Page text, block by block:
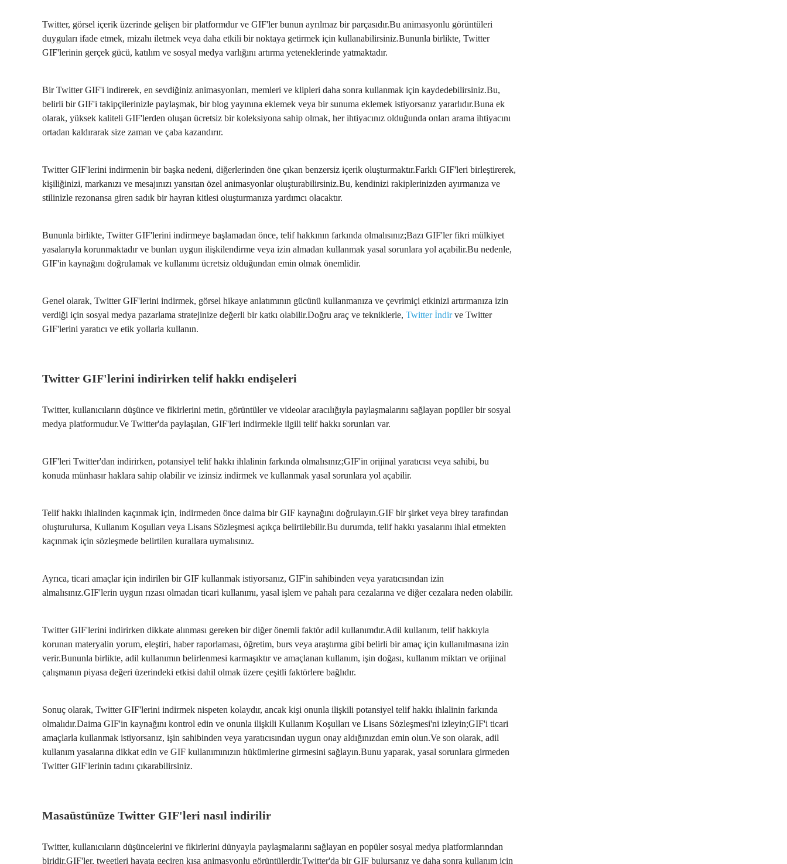
Twitter, görsel içerik üzerinde gelişen bir platformdur ve GIF'ler bunun ayrılmaz bir parçasıdır.Bu animasyonlu görüntüleri
duyguları ifade etmek, mizahı iletmek veya daha etkili bir noktaya getirmek için kullanabilirsiniz.Bununla birlikte, Twitter
GIF'lerinin gerçek gücü, katılım ve sosyal medya varlığını artırma yeteneklerinde yatmaktadır.
Bir Twitter GIF'i indirerek, en sevdiğiniz animasyonları, memleri ve klipleri daha sonra kullanmak için kaydedebilirsiniz.Bu,
belirli bir GIF'i takipçilerinizle paylaşmak, bir blog yayınına eklemek veya bir sunuma eklemek istiyorsanız yararlıdır.Buna ek
olarak, yüksek kaliteli GIF'lerden oluşan ücretsiz bir koleksiyona sahip olmak, her ihtiyacınız olduğunda onları arama ihtiyacını
ortadan kaldırarak size zaman ve çaba kazandırır.
Twitter GIF'lerini indirmenin bir başka nedeni, diğerlerinden öne çıkan benzersiz içerik oluşturmaktır.Farklı GIF'leri birleştirerek,
kişiliğinizi, markanızı ve mesajınızı yansıtan özel animasyonlar oluşturabilirsiniz.Bu, kendinizi rakiplerinizden ayırmanıza ve
stilinizle rezonansa giren sadık bir hayran kitlesi oluşturmanıza yardımcı olacaktır.
Bununla birlikte, Twitter GIF'lerini indirmeye başlamadan önce, telif hakkının farkında olmalısınız;Bazı GIF'ler fikri mülkiyet
yasalarıyla korunmaktadır ve bunları uygun ilişkilendirme veya izin almadan kullanmak yasal sorunlara yol açabilir.Bu nedenle,
GIF'in kaynağını doğrulamak ve kullanımı ücretsiz olduğundan emin olmak önemlidir.
Genel olarak, Twitter GIF'lerini indirmek, görsel hikaye anlatımının gücünü kullanmanıza ve çevrimiçi etkinizi artırmanıza izin
verdiği için sosyal medya pazarlama stratejinize değerli bir katkı olabilir.Doğru araç ve tekniklerle, Twitter İndirve Twitter
GIF'lerini yaratıcı ve etik yollarla kullanın.
Twitter GIF'lerini indirirken telif hakkı endişeleri
Twitter, kullanıcıların düşünce ve fikirlerini metin, görüntüler ve videolar aracılığıyla paylaşmalarını sağlayan popüler bir sosyal
medya platformudur.Ve Twitter'da paylaşılan, GIF'leri indirmekle ilgili telif hakkı sorunları var.
GIF'leri Twitter'dan indirirken, potansiyel telif hakkı ihlalinin farkında olmalısınız;GIF'in orijinal yaratıcısı veya sahibi, bu
konuda münhasır haklara sahip olabilir ve izinsiz indirmek ve kullanmak yasal sorunlara yol açabilir.
Telif hakkı ihlalinden kaçınmak için, indirmeden önce daima bir GIF kaynağını doğrulayın.GIF bir şirket veya birey tarafından
oluşturulursa, Kullanım Koşulları veya Lisans Sözleşmesi açıkça belirtilebilir.Bu durumda, telif hakkı yasalarını ihlal etmekten
kaçınmak için sözleşmede belirtilen kurallara uymalısınız.
Ayrıca, ticari amaçlar için indirilen bir GIF kullanmak istiyorsanız, GIF'in sahibinden veya yaratıcısından izin
almalısınız.GIF'lerin uygun rızası olmadan ticari kullanımı, yasal işlem ve pahalı para cezalarına ve diğer cezalara neden olabilir.
Twitter GIF'lerini indirirken dikkate alınması gereken bir diğer önemli faktör adil kullanımdır.Adil kullanım, telif hakkıyla
korunan materyalin yorum, eleştiri, haber raporlaması, öğretim, burs veya araştırma gibi belirli bir amaç için kullanılmasına izin
verir.Bununla birlikte, adil kullanımın belirlenmesi karmaşıktır ve amaçlanan kullanım, işin doğası, kullanım miktarı ve orijinal
çalışmanın piyasa değeri üzerindeki etkisi dahil olmak üzere çeşitli faktörlere bağlıdır.
Sonuç olarak, Twitter GIF'lerini indirmek nispeten kolaydır, ancak kişi onunla ilişkili potansiyel telif hakkı ihlalinin farkında
olmalıdır.Daima GIF'in kaynağını kontrol edin ve onunla ilişkili Kullanım Koşulları ve Lisans Sözleşmesi'ni izleyin;GIF'i ticari
amaçlarla kullanmak istiyorsanız, işin sahibinden veya yaratıcısından uygun onay aldığınızdan emin olun.Ve son olarak, adil
kullanım yasalarına dikkat edin ve GIF kullanımınızın hükümlerine girmesini sağlayın.Bunu yaparak, yasal sorunlara girmeden
Twitter GIF'lerinin tadını çıkarabilirsiniz.
Masaüstünüze Twitter GIF'leri nasıl indirilir
Twitter, kullanıcıların düşüncelerini ve fikirlerini dünyayla paylaşmalarını sağlayan en popüler sosyal medya platformlarından
biridir.GIF'ler, tweetleri hayata geçiren kısa animasyonlu görüntülerdir.Twitter'da bir GIF bulursanız ve daha sonra kullanım için